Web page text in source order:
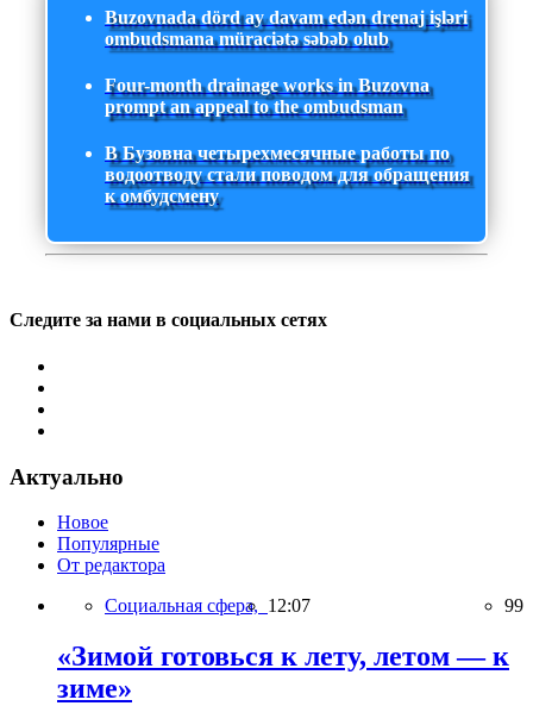
Buzovnada dörd ay davam edən drenaj işləri
ombudsmana müraciətə səbəb olub
Four-month drainage works in Buzovna
prompt an appeal to the ombudsman
В Бузовна четырехмесячные работы по
водоотводу стали поводом для обращения
к омбудсмену
Следите за нами в социальных сетях
Актуально
Новое
Популярные
От редактора
Социальная сфера, 12:07 99
«Зимой готовься к лету, летом — к
зиме»